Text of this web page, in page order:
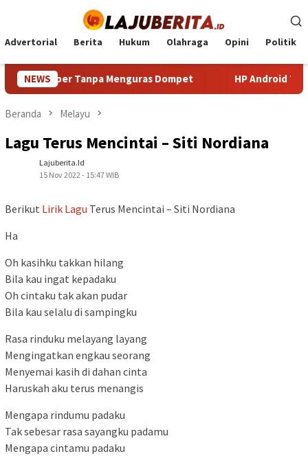
konten
Advertorial Berita Hukum Olahraga Opini Politik
NEWS
Super Tanpa Menguras Dompet HP Android Terbaik
Beranda Melayu
Lagu Terus Mencintai – Siti Nordiana
Lajuberita.id
15 Nov 2022 - 15:47 WIB
Berikut Lirik Lagu Terus Mencintai – Siti Nordiana
Ha
Oh kasihku takkan hilang
Bila kau ingat kepadaku
Oh cintaku tak akan pudar
Bila kau selalu di sampingku
Rasa rinduku melayang layang
Mengingatkan engkau seorang
Menyemai kasih di dahan cinta
Haruskah aku terus menangis
Mengapa rindumu padaku
Tak sebesar rasa sayangku padamu
Mengapa cintamu padaku